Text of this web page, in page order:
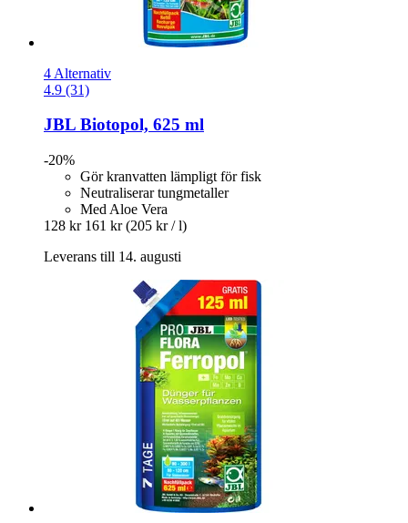
4 Alternativ
4.9 (31)
JBL Biotopol, 625 ml
-20%
Gör kranvatten lämpligt för fisk
Neutraliserar tungmetaller
Med Aloe Vera
128 kr 161 kr (205 kr / l)
Leverans till 14. augusti